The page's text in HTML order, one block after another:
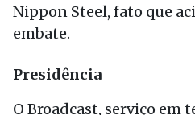
Nippon Steel, fato que
embate.
Presidência
O Broadcast, serviço em